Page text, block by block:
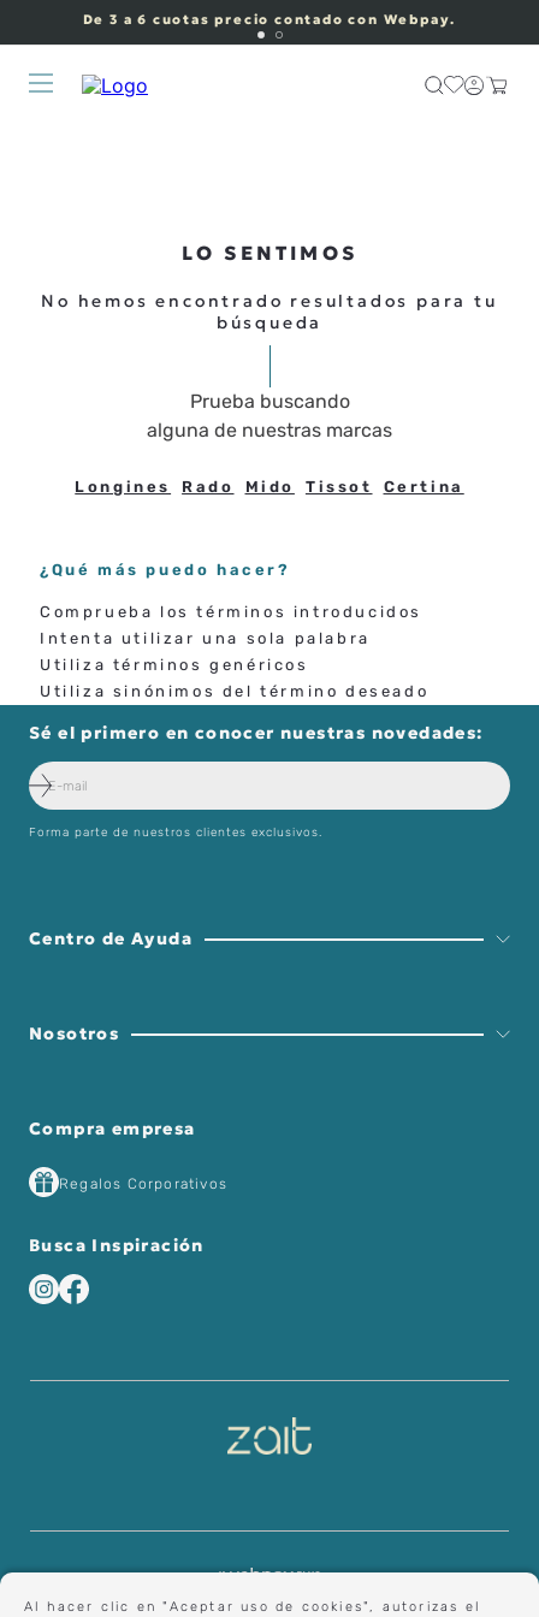
Al hacer clic en "Aceptar uso de cookies", autorizas el
De 3 a 6 cuotas precio contado con Webpay.
LO SENTIMOS
No hemos encontrado resultados para tu
búsqueda
Prueba buscando
alguna de nuestras marcas
Longines Rado Mido Tissot Certina
¿Qué más puedo hacer?
Comprueba los términos introducidos
Intenta utilizar una sola palabra
Utiliza términos genéricos
Utiliza sinónimos del término deseado
Sé el primero en conocer nuestras novedades:
Forma parte de nuestros clientes exclusivos.
Centro de Ayuda
Nosotros
Compra empresa
Regalos Corporativos
Busca Inspiración